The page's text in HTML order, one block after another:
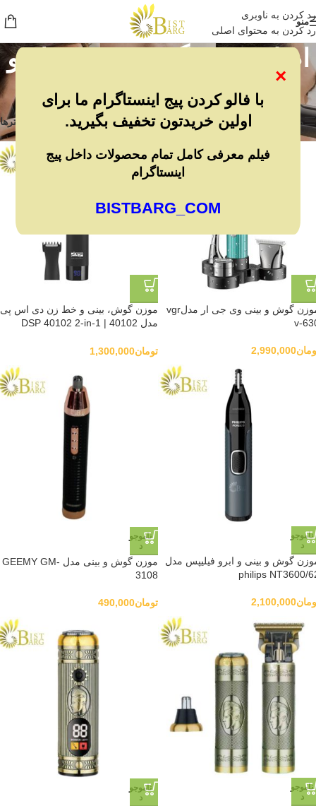
رد کردن به ناوبری
رد کردن به محتوای اصلی
منو
اصلاح موی گوش، بینی و ابرو
خانه لوازم شخصی برقی
نمایش 1–12 از 78 نتیجه
مشاهده فیلترها فیلترها
موزن گوش و بینی وی جی ار مدلvgr
v-
2,990,000
موزن گوش، بینی و خط زن دی اس پی
مدل 40102 | DSP 40102 2-in-1
تومان1,300,000
ناموجو
د
گوش و بینی و ابرو فیلیپس مدل
philips NT3600/
2,100,000
ناموجو
د
موزن گوش و بینی مدل GEEMY GM-
3108
تومان490,000
ناموجو
د
ناموجو
د
×
با فالو کردن پیج اینستاگرام ما برای
اولین خریدتون تخفیف بگیرید.
فیلم معرفی کامل تمام محصولات داخل پیج
اینستاگرام
BISTBARG_COM